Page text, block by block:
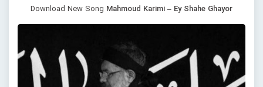
Download New Song Mahmoud Karimi – Ey Shahe Ghayor